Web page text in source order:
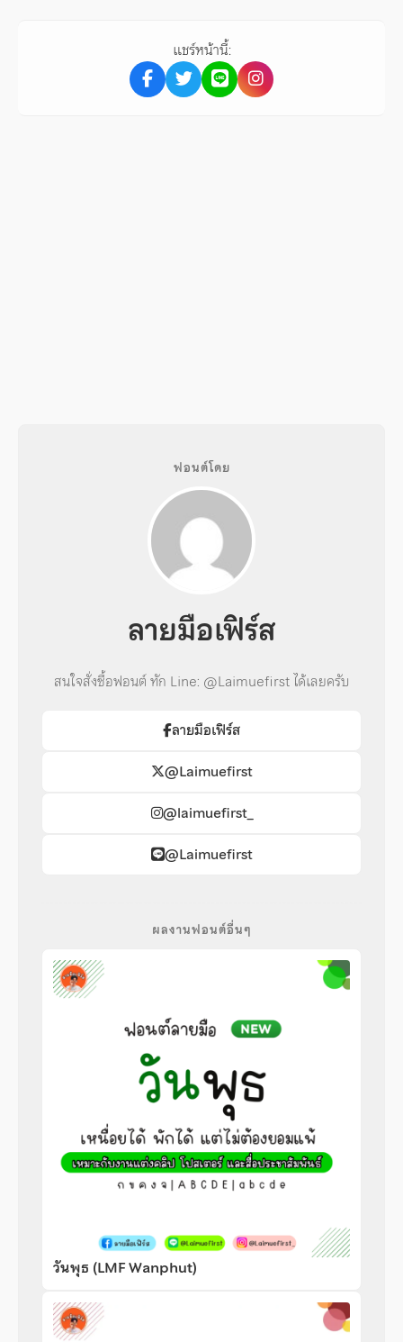
แชร์หน้านี้:
ฟอนต์โดย
ลายมือเฟิร์ส
สนใจสั่งซื้อฟอนต์ ทัก Line: @Laimuefirst ได้เลยครับ
ลายมือเฟิร์ส
@Laimuefirst
@laimuefirst_
@Laimuefirst
ผลงานฟอนต์อื่นๆ
วันพุธ (LMF Wanphut)